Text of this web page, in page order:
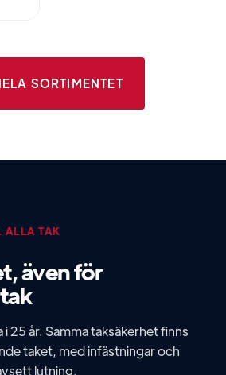
SORTIMENTET
ALLA TAK
även för
i 25 år. Samma taksäkerhet finns
taket, med infästningar och
lutning.